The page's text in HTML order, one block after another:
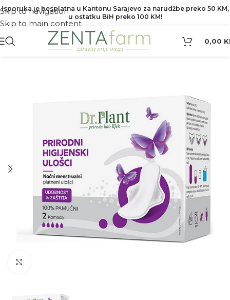
Skip to navigation
Skip to main content
Isporuka je besplatna u Kantonu Sarajevo za narudžbe preko 50 KM,
u ostatku BiH preko 100 KM!
0,00